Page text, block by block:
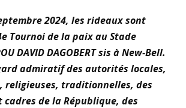
cœur de la transition écologique : La
la transparence d’ECOGREEN et exige
du Cap 30% R-PET au 1er décembre
2024, les rideaux sont
Tournoi de la paix au Stade
DAVID DAGOBERT sis à New-Bell.
admiratif des autorités locales,
religieuses, traditionnelles, des
de la République, des